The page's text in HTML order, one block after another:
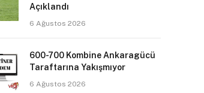
Açıklandı
6 Ağustos 2026
600-700 Kombine Ankaragücü
Taraftarına Yakışmıyor
6 Ağustos 2026